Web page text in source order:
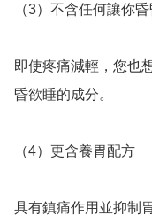
（3）不含任何讓你
即使疼痛減輕，您也
昏欲睡的成分。
（4）更含養胃配方
具有鎮痛作用並抑制